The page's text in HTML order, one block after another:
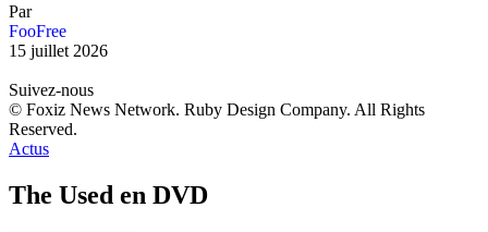
Par
FooFree
15 juillet 2026
Suivez-nous
© Foxiz News Network. Ruby Design Company. All Rights
Reserved.
Actus
The Used en DVD